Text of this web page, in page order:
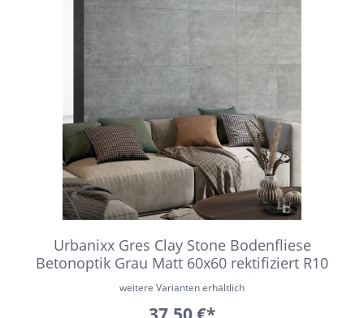
Urbanixx Gres Clay Stone Bodenfliese
Betonoptik Grau Matt 60x60 rektifiziert R10
weitere Varianten erhältlich